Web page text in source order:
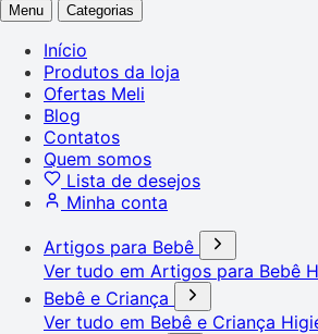
Menu Categorias
Início
Produtos da loja
Ofertas Meli
Blog
Contatos
Quem somos
Lista de desejos
Minha conta
Artigos para Bebê
Ver tudo em Artigos para Bebê
Bebê e Criança
Ver tudo em Bebê e Criança